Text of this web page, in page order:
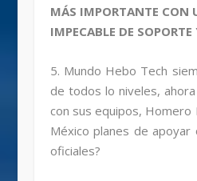
MÁS IMPORTANTE CON
IMPECABLE DE SOPORTE
5. Mundo Hebo Tech
de todos lo niveles,
con sus equipos, Homero
México planes de
oficiales?